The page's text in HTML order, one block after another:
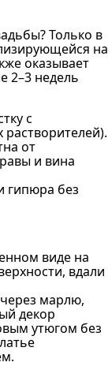
Только в
на
оказывает
2–3 недель
с
от
и вина
гипюра без
виде на
вдали
марлю,
декор
утюгом без